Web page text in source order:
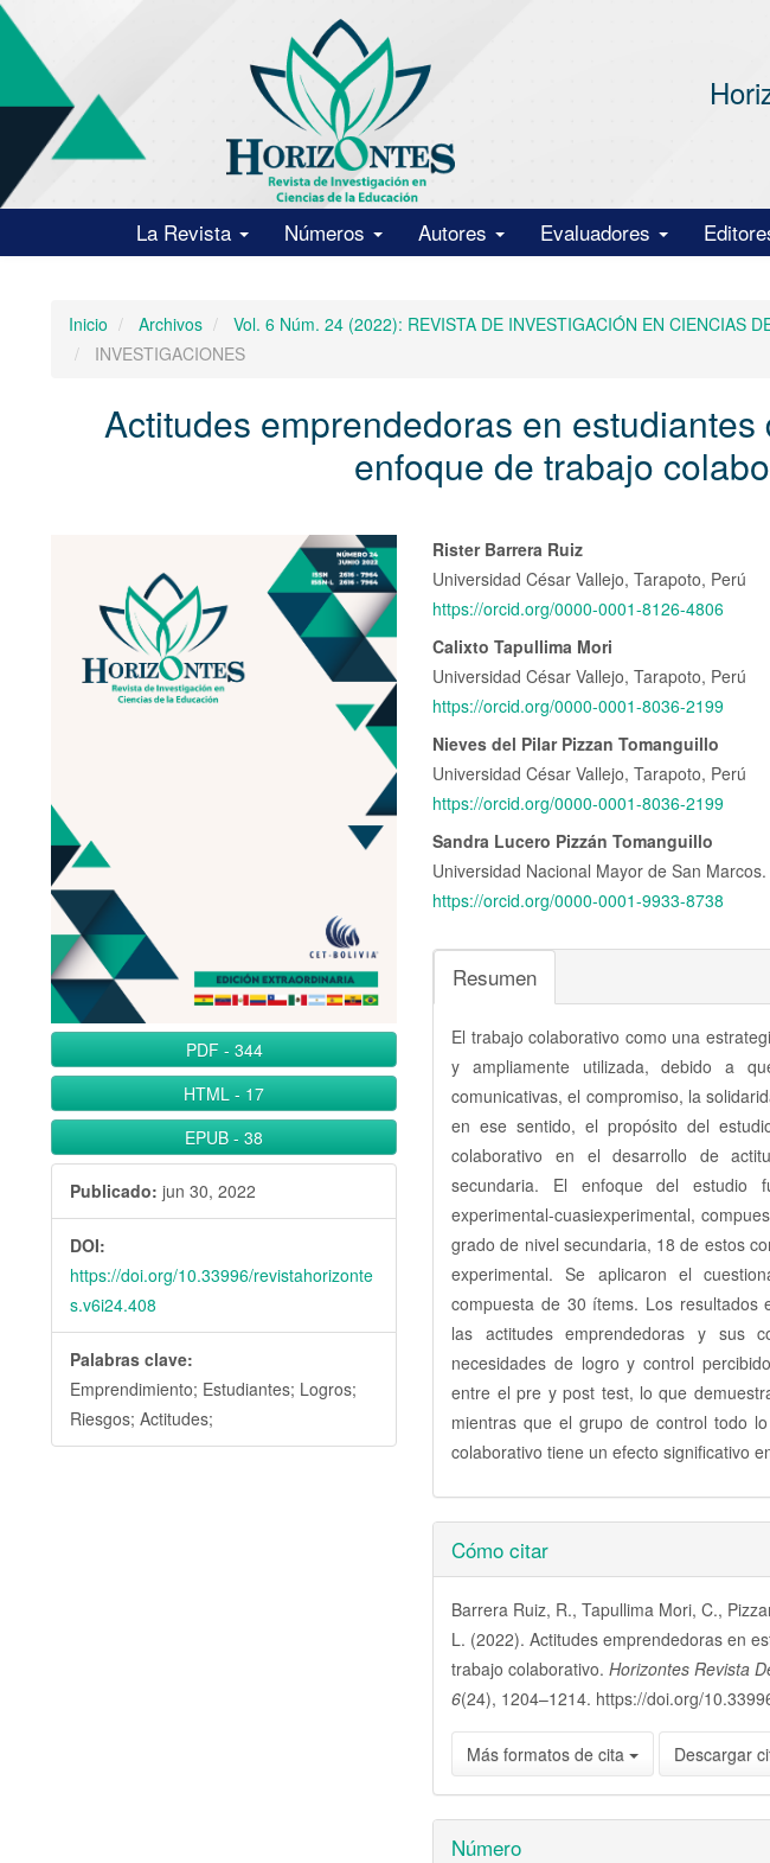
Contenido
principal
Barra
lateral
La Revista Números Autores Evaluadores
Inicio Archivos
Vol. 6 Núm. 24 (2022): REVISTA DE INVESTIGACIÓN EN CIENCIAS
INVESTIGACIONES
Actitudes emprendedoras en
enfoque de trabajo
lateral
artículo
PDF - 344
HTML- 17
EPUB-38
Publicado: jun 30, 2022
DOI:
https://doi.org/10.33996/revistahorizonte
s.v6i24.408
Palabras clave:
Emprendimiento; Estudiantes; Logros;
Riesgos; Actitudes;
Contenido
principal
del
artículo
Rister Barrera Ruiz
Universidad César Vallejo, Tarapoto, Perú
https://orcid.org/0000-0001-8126-4806
Calixto Tapullima Mori
Universidad César Vallejo, Tarapoto, Perú
https://orcid.org/0000-0001-8036-2199
Nieves del Pilar Pizzan Tomanguillo
Universidad César Vallejo, Tarapoto, Perú
https://orcid.org/0000-0001-8036-2199
Sandra Lucero Pizzán Tomanguillo
Universidad Nacional Mayor de San
https://orcid.org/0000-0001-9933-8738
Resumen
El trabajo colaborativo como una
y ampliamente utilizada, debido a
comunicativas, el compromiso, la
en ese sentido, el propósito del
colaborativo en el desarrollo de
secundaria. El enfoque del estudio
experimental-cuasiexperimental,
grado de nivel secundaria, 18 de estos
experimental. Se aplicaron el
compuesta de 30 ítems. Los resultados
las actitudes emprendedoras y sus
necesidades de logro y control
entre el pre y post test, lo que
mientras que el grupo de control todo
colaborativo tiene un efecto significativo
Detalles
del
artículo
Cómo citar
Barrera Ruiz, R., Tapullima Mori, C.,
L. (2022). Actitudes emprendedoras en
trabajo colaborativo.Horizontes Revista
6(24), 1204–1214. https://doi.org/
Más formatos de cita Descargar
Número